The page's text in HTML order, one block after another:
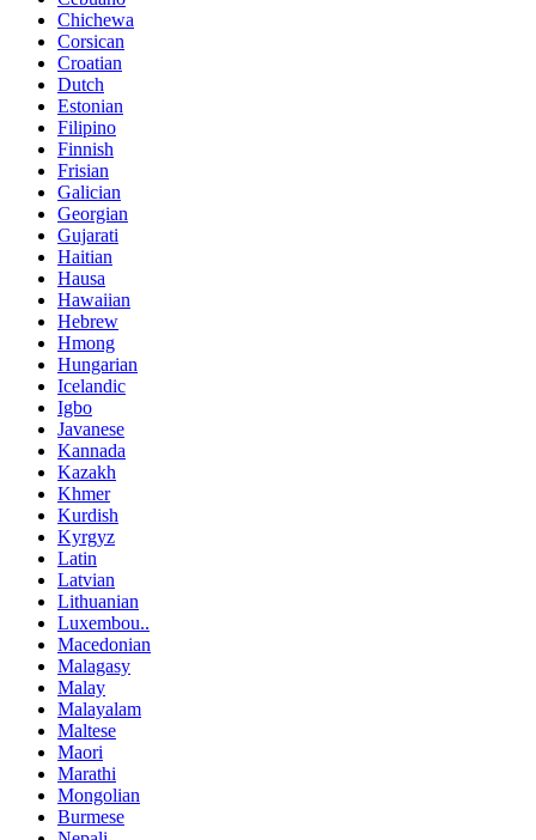
Chichewa
Corsican
Croatian
Dutch
Estonian
Filipino
Finnish
Frisian
Galician
Georgian
Gujarati
Haitian
Hausa
Hawaiian
Hebrew
Hmong
Hungarian
Icelandic
Igbo
Javanese
Kannada
Kazakh
Khmer
Kurdish
Kyrgyz
Latin
Latvian
Lithuanian
Luxembou..
Macedonian
Malagasy
Malay
Malayalam
Maltese
Maori
Marathi
Mongolian
Burmese